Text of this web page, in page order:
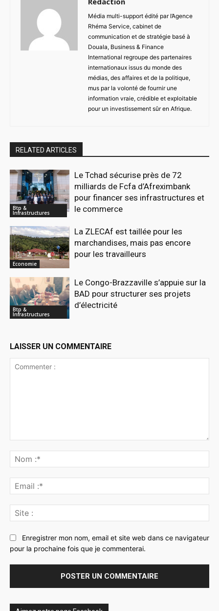
Média multi-support édité par l’Agence
Rhéma Service, cabinet de
communication et de stratégie basé à
Douala, Business & Finance
International regroupe des partenaires
internationaux issus du monde des
médias, des affaires et de la politique,
mus par la volonté de fournir une
information vraie, crédible et exploitable
pour un investissement sûr en Afrique.
RELATED ARTICLES
Btp &
Infrastructures
Le Tchad sécurise près de 72
milliards de Fcfa d’Afreximbank
pour financer ses infrastructures et
le commerce
Economie
La ZLECAf est taillée pour les
marchandises, mais pas encore
pour les travailleurs
Btp &
Infrastructures
Le Congo-Brazzaville s’appuie sur la
BAD pour structurer ses projets
d’électricité
LAISSER UN COMMENTAIRE
:*
:*
:
Enregistrer mon nom, email et site web dans ce navigateur
pour la prochaine fois que je commenterai.